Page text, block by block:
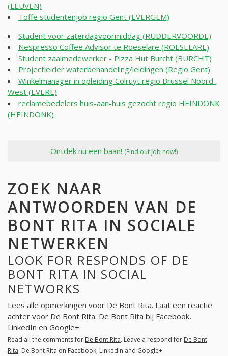
(LEUVEN)
Toffe studentenjob regio Gent (EVERGEM)
Student voor zaterdagvoormiddag (RUDDERVOORDE)
Nespresso Coffee Advisor te Roeselare (ROESELARE)
Student zaalmedewerker - Pizza Hut Burcht (BURCHT)
Projectleider waterbehandeling/leidingen (Regio Gent)
Winkelmanager in opleiding Colruyt regio Brussel Noord-
West (EVERE)
reclamebedelers huis-aan-huis gezocht regio HEINDONK
(HEINDONK)
Ontdek nu een baan! (Find out job now!)
ZOEK NAAR
ANTWOORDEN VAN DE
BONT RITA IN SOCIALE
NETWERKEN
LOOK FOR RESPONDS OF DE
BONT RITA IN SOCIAL
NETWORKS
Lees alle opmerkingen voor De Bont Rita. Laat een reactie
achter voor De Bont Rita. De Bont Rita bij Facebook,
LinkedIn en Google+
Read all the comments for De Bont Rita. Leave a respond for De Bont
Rita. De Bont Rita on Facebook, LinkedIn and Google+